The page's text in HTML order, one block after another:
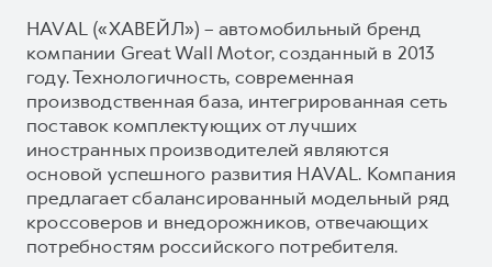
HAVAL («ХАВЕЙЛ») – автомобильный бренд
компании Great Wall Motor, созданный в 2013
году. Технологичность, современная
производственная база, интегрированная сеть
поставок комплектующих от лучших
иностранных производителей являются
основой успешного развития HAVAL. Компания
предлагает сбалансированный модельный ряд
кроссоверов и внедорожников, отвечающих
потребностям российского потребителя.